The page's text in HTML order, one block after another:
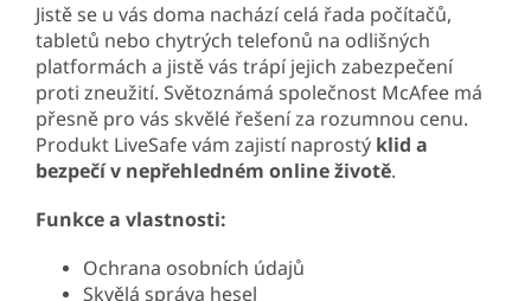
Jistě se u vás doma nachází celá řada počítačů,
tabletů nebo chytrých telefonů na odlišných
platformách a jistě vás trápí jejich zabezpečení
proti zneužití. Světoznámá společnost McAfee má
přesně pro vás skvělé řešení za rozumnou cenu.
Produkt LiveSafe vám zajistí naprostý klid a
bezpečí v nepřehledném online životě.
Funkce a vlastnosti:
Ochrana osobních údajů
Skvělá správa hesel